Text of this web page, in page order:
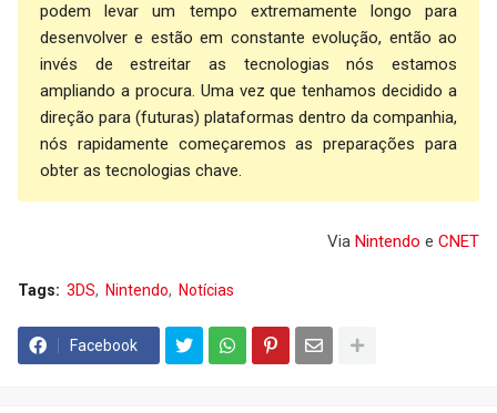
podem levar um tempo extremamente longo para
desenvolver e estão em constante evolução, então ao
invés de estreitar as tecnologias nós estamos
ampliando a procura. Uma vez que tenhamos decidido a
direção para (futuras) plataformas dentro da companhia,
nós rapidamente começaremos as preparações para
obter as tecnologias chave.
Via Nintendo e CNET
Tags: 3DS Nintendo Notícias
Facebook